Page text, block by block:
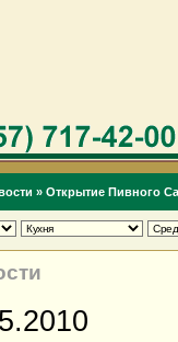
» Открытие Пивного